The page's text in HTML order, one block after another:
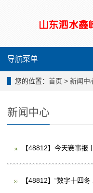
导航菜单
您的位置： 首页 > 新闻中
新闻中心
【48812】今天赛事报
【48812】“数字十四